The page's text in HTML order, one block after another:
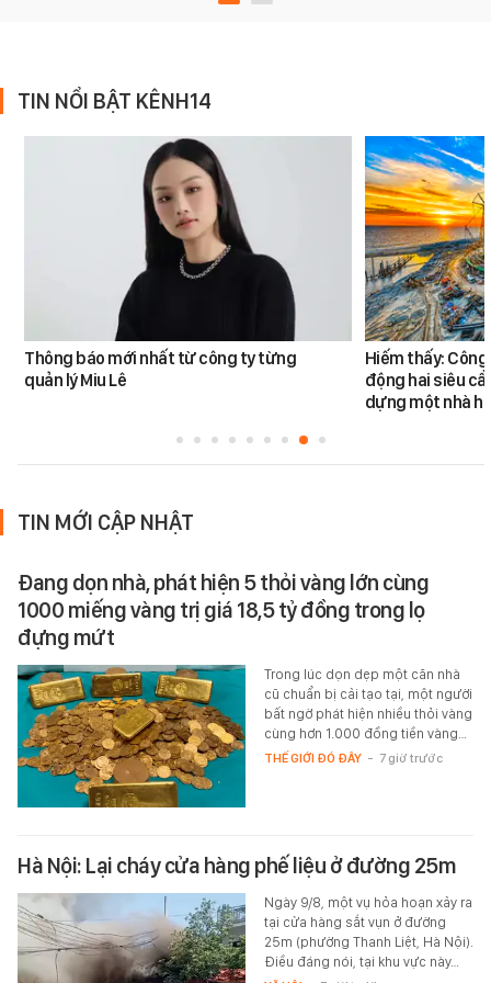
TIN NỔI BẬT KÊNH14
Thông báo mới nhất từ công ty từng
quản lý Miu Lê
Hiếm thấy:
động hai siêu
dựng một nhà
TIN MỚI CẬP NHẬT
Đang dọn nhà, phát hiện 5 thỏi vàng lớn cùng
1000 miếng vàng trị giá 18,5 tỷ đồng trong lọ
đựng mứt
Trong lúc dọn dẹp một căn nhà
cũ chuẩn bị cải tạo tại, một người
bất ngờ phát hiện nhiều thỏi vàng
cùng hơn 1.000 đồng tiền vàng…
THẾ GIỚI ĐÓ ĐÂY - 7 giờ trước
Hà Nội: Lại cháy cửa hàng phế liệu ở đường 25m
Ngày 9/8, một vụ hỏa hoạn xảy ra
tại cửa hàng sắt vụn ở đường
25m (phường Thanh Liệt, Hà Nội).
Điều đáng nói, tại khu vực này…